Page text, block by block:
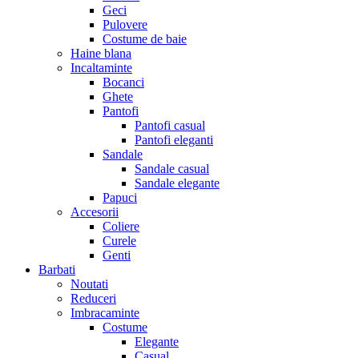
Geci
Pulovere
Costume de baie
Haine blana
Incaltaminte
Bocanci
Ghete
Pantofi
Pantofi casual
Pantofi eleganti
Sandale
Sandale casual
Sandale elegante
Papuci
Accesorii
Coliere
Curele
Genti
Barbati
Noutati
Reduceri
Imbracaminte
Costume
Elegante